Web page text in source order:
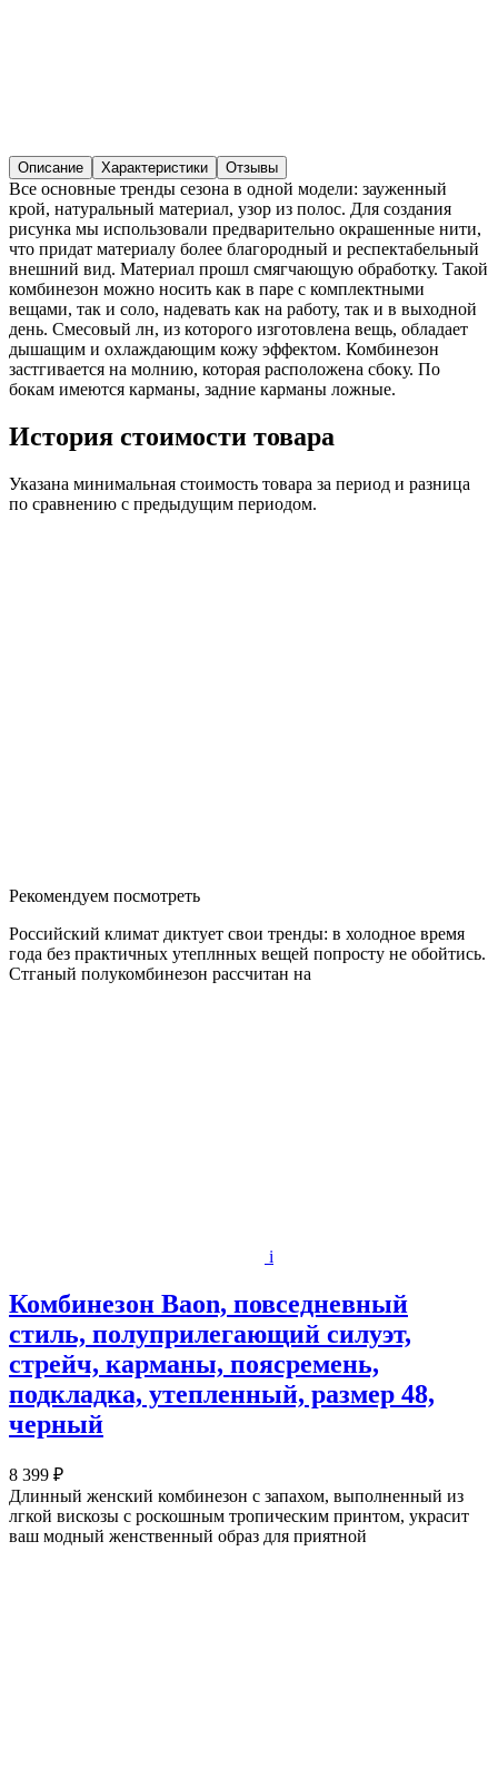
Описание Характеристики Отзывы
Все основные тренды сезона в одной модели: зауженный
крой, натуральный материал, узор из полос. Для создания
рисунка мы использовали предварительно окрашенные нити,
что придат материалу более благородный и респектабельный
внешний вид. Материал прошл смягчающую обработку. Такой
комбинезон можно носить как в паре с комплектными
вещами, так и соло, надевать как на работу, так и в выходной
день. Смесовый лн, из которого изготовлена вещь, обладает
дышащим и охлаждающим кожу эффектом. Комбинезон
застгивается на молнию, которая расположена сбоку. По
бокам имеются карманы, задние карманы ложные.
История стоимости товара
Указана минимальная стоимость товара за период и разница
по сравнению с предыдущим периодом.
Рекомендуем посмотреть
Российский климат диктует свои тренды: в холодное время
года без практичных утеплнных вещей попросту не обойтись.
Стганый полукомбинезон рассчитан на
i
Комбинезон Baon, повседневный
стиль, полуприлегающий силуэт,
стрейч, карманы, поясремень,
подкладка, утепленный, размер 48,
черный
8 399 ₽
Длинный женский комбинезон с запахом, выполненный из
лгкой вискозы с роскошным тропическим принтом, украсит
ваш модный женственный образ для приятной